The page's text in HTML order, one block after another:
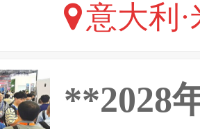
意大利·
**2028